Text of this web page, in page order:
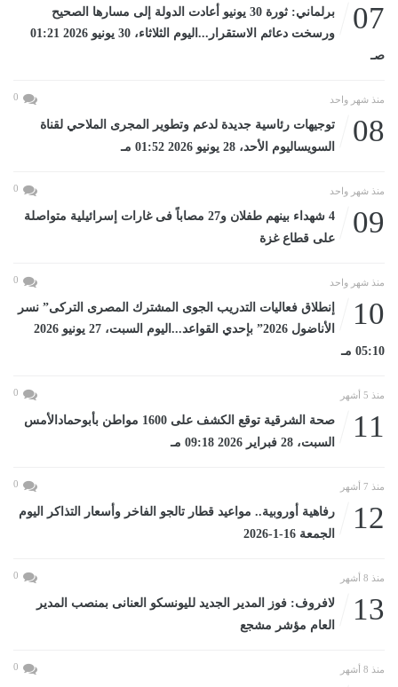
07
برلماني: ثورة 30 يونيو أعادت الدولة إلى مسارها الصحيح
ورسخت دعائم الاستقرار...اليوم الثلاثاء، 30 يونيو 2026 01:21
صـ
منذ شهر واحد 0
08
توجيهات رئاسية جديدة لدعم وتطوير المجرى الملاحي لقناة
السويساليوم الأحد، 28 يونيو 2026 01:52 مـ
منذ شهر واحد 0
09
4 شهداء بينهم طفلان و27 مصاباً فى غارات إسرائيلية متواصلة
على قطاع غزة
منذ شهر واحد 0
10
إنطلاق فعاليات التدريب الجوى المشترك المصرى التركى” نسر
الأناضول 2026” بإحدي القواعد...اليوم السبت، 27 يونيو 2026
05:10 مـ
منذ 5 أشهر 0
11
صحة الشرقية توقع الكشف على 1600 مواطن بأبوحمادالأمس
السبت، 28 فبراير 2026 09:18 مـ
منذ 7 أشهر 0
12
رفاهية أوروبية.. مواعيد قطار تالجو الفاخر وأسعار التذاكر اليوم
الجمعة 16-1-2026
منذ 8 أشهر 0
13
لافروف: فوز المدير الجديد لليونسكو العنانى بمنصب المدير
العام مؤشر مشجع
منذ 8 أشهر 0